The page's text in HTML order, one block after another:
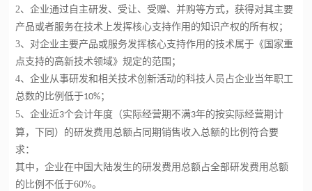
2、企业通过自主研发、受让、受赠、并购等方式，获得对其主要
产品或者服务在技术上发挥核心支持作用的知识产权的所有权；
3、对企业主要产品或服务发挥核心支持作用的技术属于 《国家重
点支持的高新技术领域》规定的范围；
4、企业从事研发和相关技术创新活动的科技人员占企业当年职工
总数的比例低于10%；
5、企业近3个会计年度（实际经营期不满3年的按实际经营期计
算，下同）的研发费用总额占同期销售收入总额的比例符合要
求：
其中，企业在中国大陆发生的研发费用总额占全部研发费用总额
的比例不低于60%。